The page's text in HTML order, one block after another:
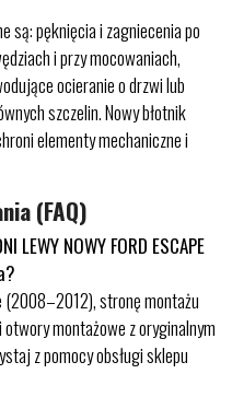
są: pęknięcia i zagniecenia po
i przy mocowaniach,
ocieranie o drzwi lub
szczelin. Nowy błotnik
elementy mechaniczne i
(FAQ)
LEWY NOWY FORD ESCAPE
(2008–2012), stronę montażu
montażowe z oryginalnym
z pomocy obsługi sklepu